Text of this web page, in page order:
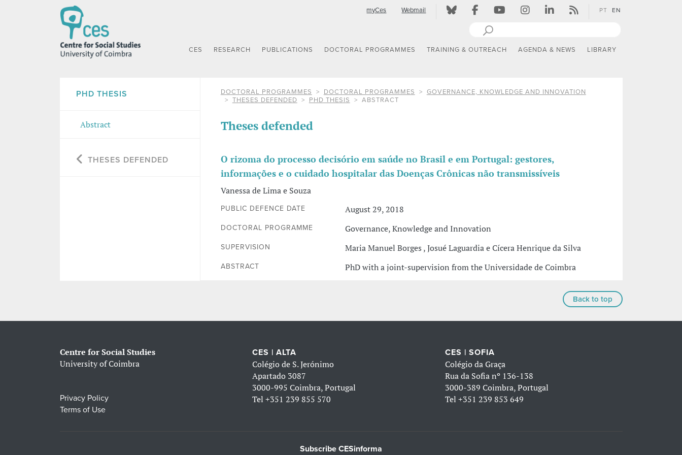
myCes Webmail PT EN
CES RESEARCH PUBLICATIONS DOCTORAL PROGRAMMES TRAINING & OUTREACH AGENDA & NEWS LIBRARY
PHD THESIS
Abstract
THESES DEFENDED
DOCTORAL PROGRAMMES DOCTORAL PROGRAMMES
GOVERNANCE, KNOWLEDGE AND INNOVATION
THESES DEFENDED
PHD THESIS ABSTRACT
Theses defended
O rizoma do processo decisório em saúde no Brasil e em Portugal: gestores,
informações e o cuidado hospitalar das Doenças Crônicas não transmissíveis
Vanessa de Lima e Souza
PUBLIC DEFENCE DATE August 29, 2018
DOCTORAL PROGRAMME Governance, Knowledge and Innovation
SUPERVISION Maria Manuel Borges , Josué Laguardia e Cícera Henrique da Silva
ABSTRACT PhD with a joint-supervision from the Universidade de Coimbra
Back to top
Centre for Social Studies
University of Coimbra
Privacy Policy
Terms of Use
CES | ALTA
Colégio de S. Jerónimo
Apartado 3087
3000-995 Coimbra, Portugal
Tel+351 239 855 570
CES | SOFIA
Colégio da Graça
Rua da Sofia nº 136-138
3000-389 Coimbra, Portugal
Tel +351 239 853 649
Subscribe CESinforma